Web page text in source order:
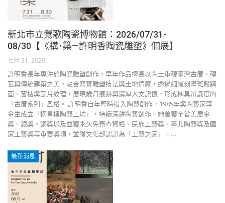
新北市立鶯歌陶瓷博物館：2026/07/31-
08/30【《構･築—許明香陶瓷雕塑》個展】
七月 31, 2026
許明香長年專注於陶瓷雕塑創作，早年作品擅長以陶土重現臺灣古厝、磚
瓦與傳統建築之美，融合寫實雕塑技法與土地情感，透過細膩刻畫斑駁牆
面、窗櫺與瓦片紋理，展現歲月痕跡與濃厚人文記憶，形成極具辨識度的
「古厝系列」風格。 許明香自年輕時投入陶藝創作，1985年與陶藝家李
金生成立「摘星樓陶藝工坊」，持續深耕陶藝創作。她曾獲全省美展金
獎、銀獎、銅獎以及並獲永久免審查資格、民族工藝獎、臺北陶藝獎及國
家工藝獎等重要獎項，並獲文化部認證為「工藝之家」。…
最新消息